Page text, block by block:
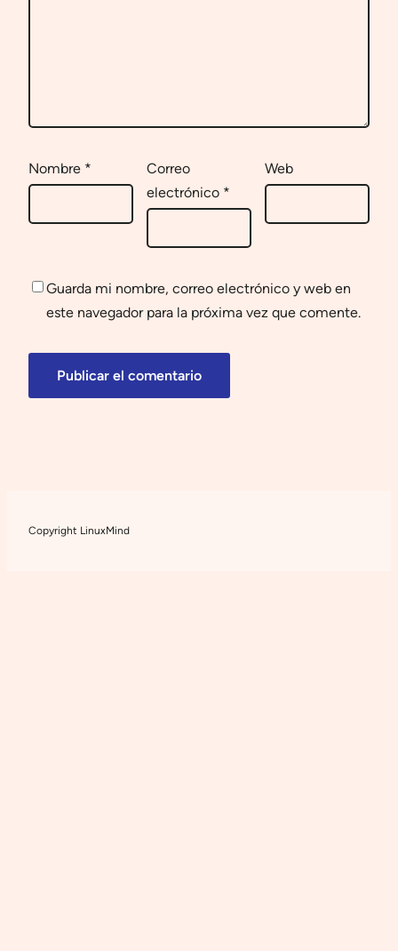
Nombre *
Correo
electrónico *
Web
Guarda mi nombre, correo electrónico y web en
este navegador para la próxima vez que comente.
Copyright LinuxMind